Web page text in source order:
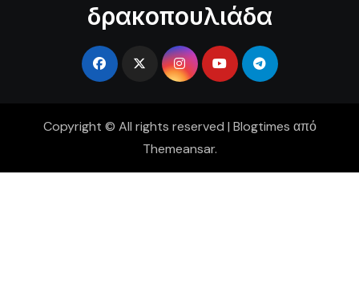
δρακοπουλιάδα
Copyright © All rights reserved | Blogtimes από
Themeansar.